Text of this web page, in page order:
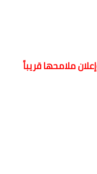
ملامحها قريباً